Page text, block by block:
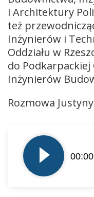
i Architektury
też
Inżynierów i
Oddziału w
do
Inżynierów
Rozmowa Justyny
plików
dźwiękowych
00:00